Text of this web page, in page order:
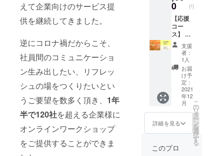
えて企業向けのサービス提
供を継続してきました。
逆にコロナ禍だからこそ、
社員間のコミュニケーショ
ン生み出したい、リフレッ
シュの場をつくりたいとい
うご要望を数多く頂き、 1年
半で120社を超える企業様に
オンラインワークショップ
をご提供することができま
都合の
合う日
を選ん
でご参
加くだ
さい。
アート
セラ
ピー
1on1
セッ
ション
／2021
年12月
～1月頃
実施、
オンラ
（Zoom
）開催
景デー
タも画
像ファ
イルで
お送り
しま
す。ぜ
ひZoom
などの
オンラ
イン会
議時に
ご活用
くださ
い。
（デザ
インは
なりま
す）
（60
分） ●
オリジ
ナル
シール
／名刺
サイズ
のロゴ
ステッ
カー ●
背景画
アート
作品／
タテ90
センチ×
ヨコ150
センチ
シート
に描い
0 円
【応援
コー
ス】 ●
御礼
メール
●進捗報
告メー
ル ●動
画メッ
セージ
●オー
ダーメ
イド
Zoom背
景デー
ジェク
トをご
支援
者：
1人
お届
け予
定：
2021
年12
月
詳細を見る
こ
の
リ
タ
ー
ン
を
選
択
す
る
このプロ